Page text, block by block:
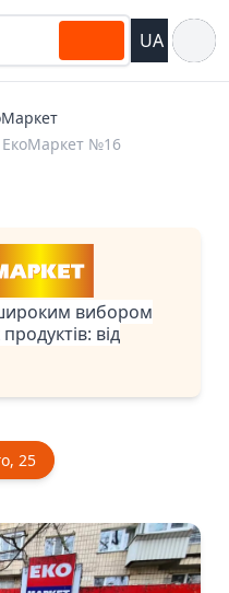
UA
ЕкоМаркет №16
вибором
від
25